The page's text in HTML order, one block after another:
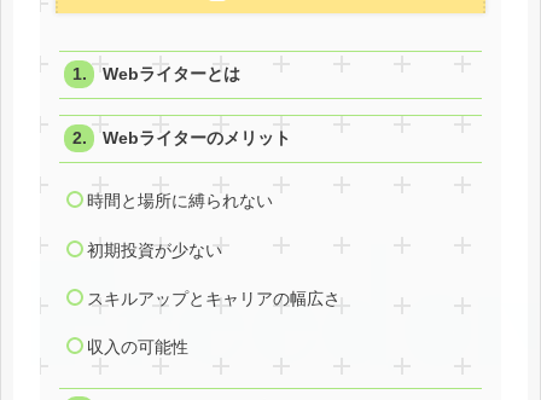
Webライターとは
Webライターのメリット
時間と場所に縛られない
初期投資が少ない
スキルアップとキャリアの幅広さ
収入の可能性